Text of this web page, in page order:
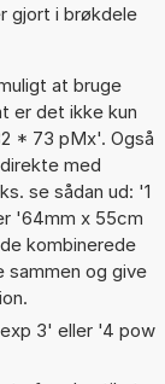
gjort i brøkdele
at bruge
er det ikke kun
* 73 pMx'. Også
med
se sådan ud: '1
'64mm x 55cm
kombinerede
sammen og give
3' eller '4 pow